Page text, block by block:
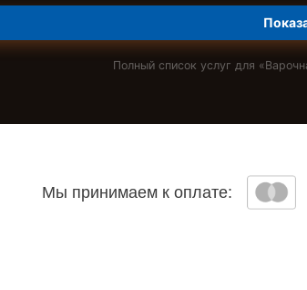
Полный список услуг для «
Мы принимаем к оплате: